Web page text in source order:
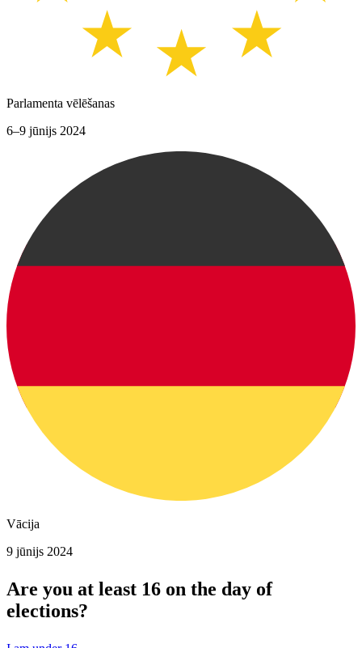
Parlamenta vēlēšanas
6–9 jūnijs 2024
Vācija
9 jūnijs 2024
Are you at least 16 on the day of
elections?